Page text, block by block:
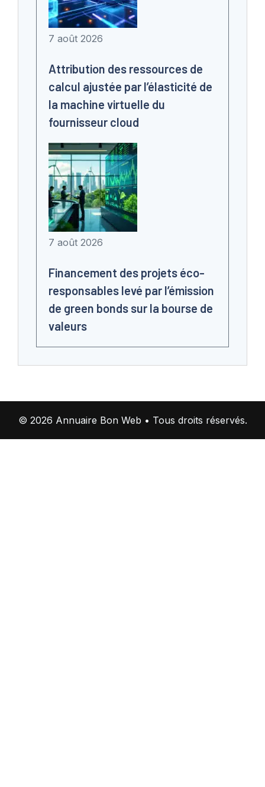
7 août 2026
Attribution des ressources de
calcul ajustée par l’élasticité de
la machine virtuelle du
fournisseur cloud
7 août 2026
Financement des projets éco-
responsables levé par l’émission
de green bonds sur la bourse de
valeurs
© 2026 Annuaire Bon Web • Tous droits réservés.